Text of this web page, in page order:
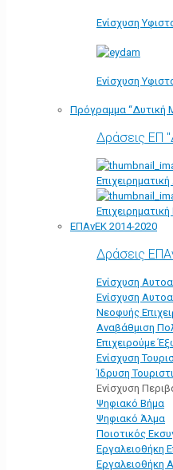
Ενίσχυση
Ενίσχυση
Πρόγραμμα “Δυτική
Δράσεις ΕΠ
Επιχειρηματική
ΕΠΑνΕΚ 2014-2020
Δράσεις
Ενίσχυση
Ενίσχυση
Νεοφυής
Αναβάθμιση
Επιχειρούμε
Ενίσχυση
Ίδρυση
Ενίσχυση
Ψηφιακό Βήμα
Ψηφιακό Άλμα
Ποιοτικός
Εργαλειοθήκη
Εργαλειοθήκη